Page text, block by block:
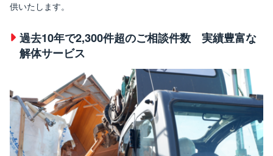
供いたします。
過去10年で2,300件超のご相談件数 実績豊富な
解体サービス